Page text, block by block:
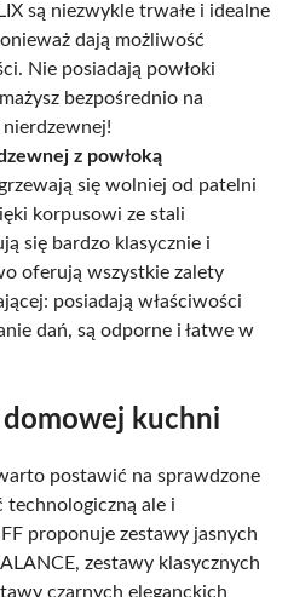
są niezwykle trwałe i idealne
dają możliwość
Nie posiadają powłoki
bezpośrednio na
z powłoką
się wolniej od patelni
korpusowi ze stali
się bardzo klasycznie i
oferują wszystkie zalety
posiadają właściwości
dań, są odporne i łatwe w
kuchni
postawić na sprawdzone
technologiczną ale i
proponuje zestawy jasnych
zestawy klasycznych
czarnych eleganckich